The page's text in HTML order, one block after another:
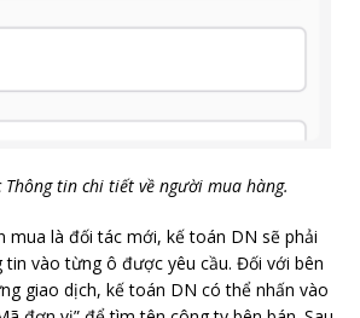
Thông tin chi tiết về người mua hàng.
mua là đối tác mới, kế toán DN sẽ phải
vào từng ô được yêu cầu. Đối với bên
giao dịch, kế toán DN có thể nhấn vào